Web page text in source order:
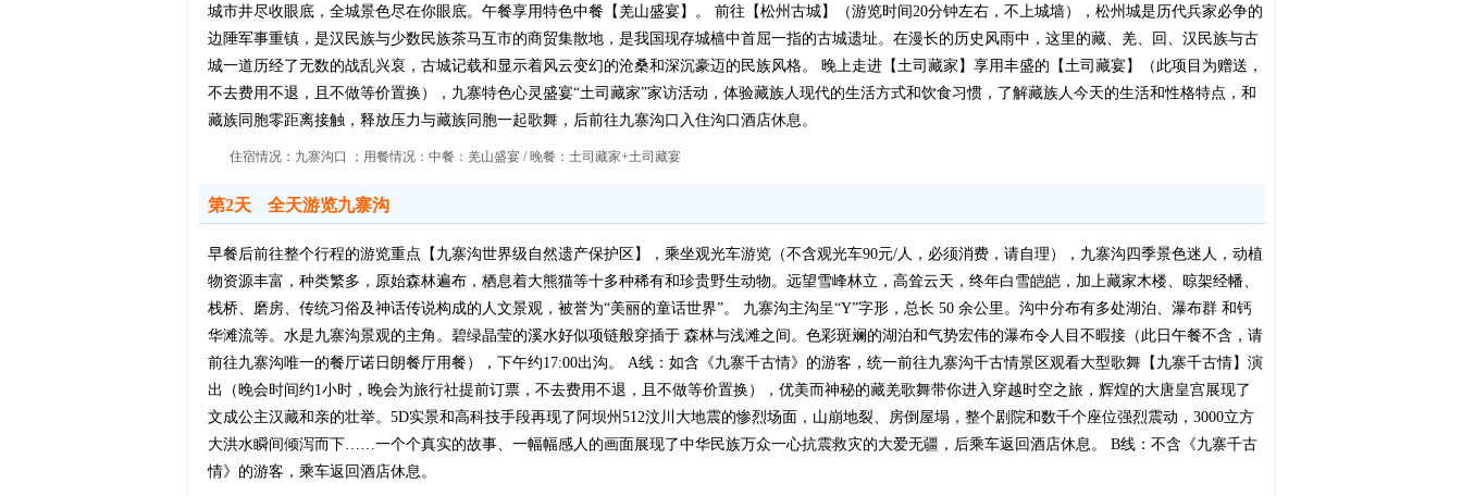
城市井尽收眼底，全城景色尽在你眼底。午餐享用特色中餐【羌山盛宴】。 前往【松州古城】（游览时间20分钟左右，不上城墙），松州城是历代兵家必争的
边陲军事重镇，是汉民族与少数民族茶马互市的商贸集散地，是我国现存城樯中首屈一指的古城遗址。在漫长的历史风雨中，这里的藏、羌、回、汉民族与古
城一道历经了无数的战乱兴裒，古城记载和显示着风云变幻的沧桑和深沉豪迈的民族风格。 晚上走进【土司藏家】享用丰盛的【土司藏宴】（此项目为赠送，
不去费用不退，且不做等价置换），九寨特色心灵盛宴“土司藏家”家访活动，体验藏族人现代的生活方式和饮食习惯，了解藏族人今天的生活和性格特点，和
藏族同胞零距离接触，释放压力与藏族同胞一起歌舞，后前往九寨沟口入住沟口酒店休息。
住宿情况：九寨沟口 ；用餐情况：中餐：羌山盛宴 / 晚餐：土司藏家+土司藏宴
第2天 全天游览九寨沟
早餐后前往整个行程的游览重点【九寨沟世界级自然遗产保护区】，乘坐观光车游览（不含观光车90元/人，必须消费，请自理），九寨沟四季景色迷人，动植
物资源丰富，种类繁多，原始森林遍布，栖息着大熊猫等十多种稀有和珍贵野生动物。远望雪峰林立，高耸云天，终年白雪皑皑，加上藏家木楼、晾架经幡、
栈桥、磨房、传统习俗及神话传说构成的人文景观，被誉为“美丽的童话世界”。 九寨沟主沟呈“Y”字形，总长 50 余公里。沟中分布有多处湖泊、瀑布群 和钙
华滩流等。水是九寨沟景观的主角。碧绿晶莹的溪水好似项链般穿插于 森林与浅滩之间。色彩斑斓的湖泊和气势宏伟的瀑布令人目不暇接（此日午餐不含，请
前往九寨沟唯一的餐厅诺日朗餐厅用餐），下午约17:00出沟。 A线：如含《九寨千古情》的游客，统一前往九寨沟千古情景区观看大型歌舞【九寨千古情】演
出（晚会时间约1小时，晚会为旅行社提前订票，不去费用不退，且不做等价置换），优美而神秘的藏羌歌舞带你进入穿越时空之旅，辉煌的大唐皇宫展现了
文成公主汉藏和亲的壮举。5D实景和高科技手段再现了阿坝州512汶川大地震的惨烈场面，山崩地裂、房倒屋塌，整个剧院和数千个座位强烈震动，3000立方
大洪水瞬间倾泻而下……一个个真实的故事、一幅幅感人的画面展现了中华民族万众一心抗震救灾的大爱无疆，后乘车返回酒店休息。 B线：不含《九寨千古
情》的游客，乘车返回酒店休息。